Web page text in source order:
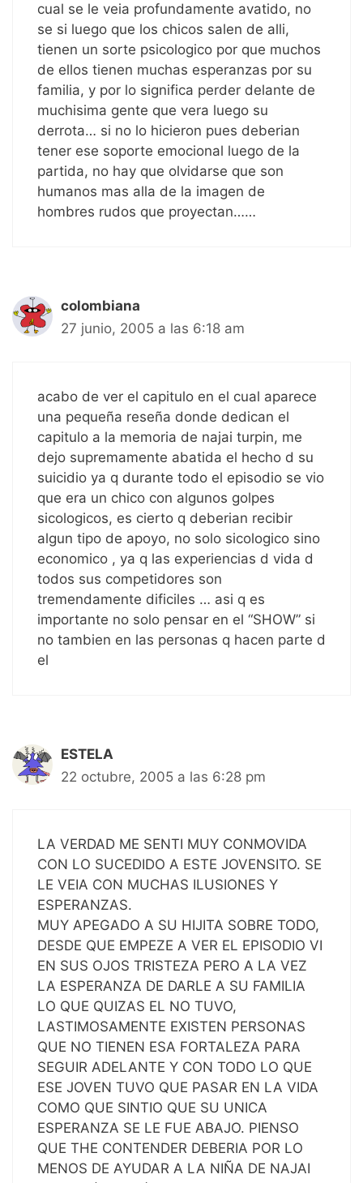
cual se le veia profundamente avatido, no
se si luego que los chicos salen de alli,
tienen un sorte psicologico por que muchos
de ellos tienen muchas esperanzas por su
familia, y por lo significa perder delante de
muchisima gente que vera luego su
derrota… si no lo hicieron pues deberian
tener ese soporte emocional luego de la
partida, no hay que olvidarse que son
humanos mas alla de la imagen de
hombres rudos que proyectan……
colombiana
27 junio, 2005 a las 6:18 am
acabo de ver el capitulo en el cual aparece
una pequeña reseña donde dedican el
capitulo a la memoria de najai turpin, me
dejo supremamente abatida el hecho d su
suicidio ya q durante todo el episodio se vio
que era un chico con algunos golpes
sicologicos, es cierto q deberian recibir
algun tipo de apoyo, no solo sicologico sino
economico , ya q las experiencias d vida d
todos sus competidores son
tremendamente dificiles … asi q es
importante no solo pensar en el “SHOW” si
no tambien en las personas q hacen parte d
el
ESTELA
22 octubre, 2005 a las 6:28 pm
LA VERDAD ME SENTI MUY CONMOVIDA
CON LO SUCEDIDO A ESTE JOVENSITO. SE
LE VEIA CON MUCHAS ILUSIONES Y
ESPERANZAS.
MUY APEGADO A SU HIJITA SOBRE TODO,
DESDE QUE EMPEZE A VER EL EPISODIO VI
EN SUS OJOS TRISTEZA PERO A LA VEZ
LA ESPERANZA DE DARLE A SU FAMILIA
LO QUE QUIZAS EL NO TUVO,
LASTIMOSAMENTE EXISTEN PERSONAS
QUE NO TIENEN ESA FORTALEZA PARA
SEGUIR ADELANTE Y CON TODO LO QUE
ESE JOVEN TUVO QUE PASAR EN LA VIDA
COMO QUE SINTIO QUE SU UNICA
ESPERANZA SE LE FUE ABAJO. PIENSO
QUE THE CONTENDER DEBERIA POR LO
MENOS DE AYUDAR A LA NIÑA DE NAJAI